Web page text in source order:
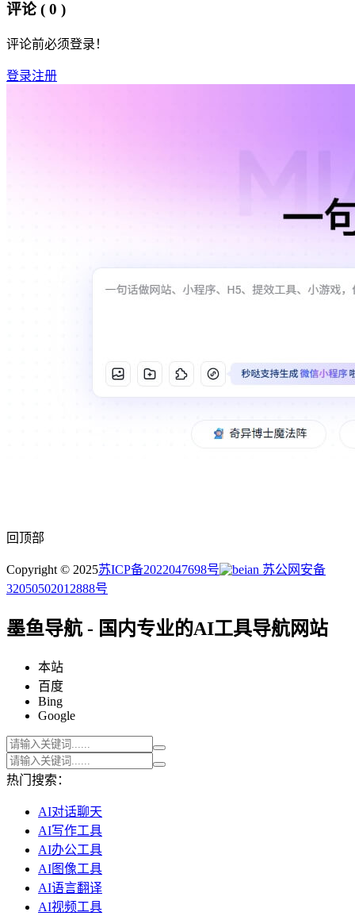
评论 ( 0 )
评论前必须登录！
登录注册
回顶部
Copyright © 2025苏ICP备2022047698号
苏公网安备
32050502012888号
墨鱼导航 - 国内专业的AI工具导航网站
本站
百度
Bing
Google
热门搜索：
AI对话聊天
AI写作工具
AI办公工具
AI图像工具
AI语言翻译
AI视频工具